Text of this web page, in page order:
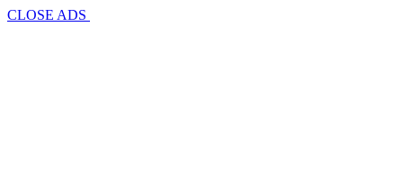
CLOSE ADS